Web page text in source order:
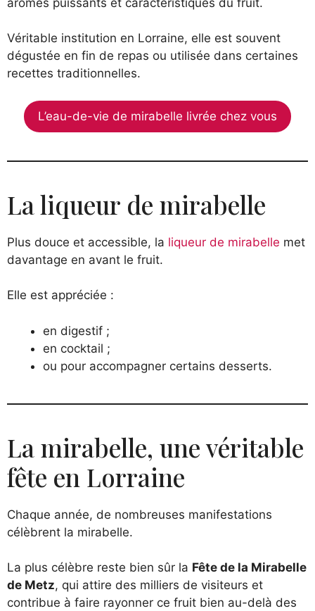
Véritable institution en Lorraine, elle est souvent
dégustée en fin de repas ou utilisée dans certaines
recettes traditionnelles.
L’eau-de-vie de mirabelle livrée chez vous
La liqueur de mirabelle
Plus douce et accessible, la liqueur de mirabelle met
davantage en avant le fruit.
Elle est appréciée :
en digestif ;
en cocktail ;
ou pour accompagner certains desserts.
La mirabelle, une véritable
fête en Lorraine
Chaque année, de nombreuses manifestations
célèbrent la mirabelle.
La plus célèbre reste bien sûr la Fête de la Mirabelle
de Metz, qui attire des milliers de visiteurs et
contribue à faire rayonner ce fruit bien au-delà des